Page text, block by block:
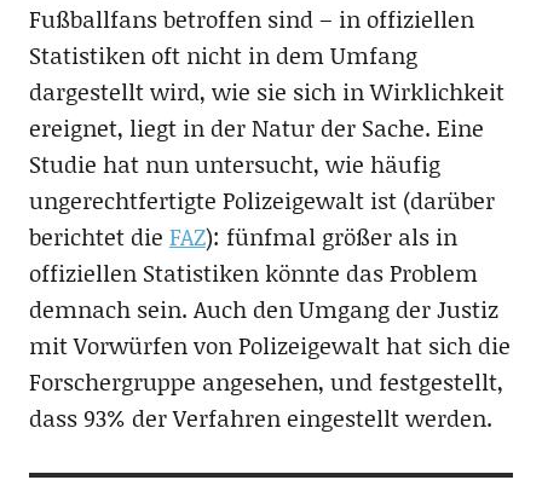
Fußballfans betroffen sind – in offiziellen
Statistiken oft nicht in dem Umfang
dargestellt wird, wie sie sich in Wirklichkeit
ereignet, liegt in der Natur der Sache. Eine
Studie hat nun untersucht, wie häufig
ungerechtfertigte Polizeigewalt ist (darüber
berichtet die FAZ): fünfmal größer als in
offiziellen Statistiken könnte das Problem
demnach sein. Auch den Umgang der Justiz
mit Vorwürfen von Polizeigewalt hat sich die
Forschergruppe angesehen, und festgestellt,
dass 93% der Verfahren eingestellt werden.